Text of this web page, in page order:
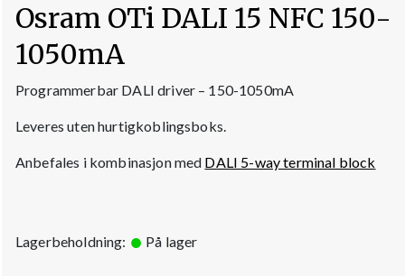
Osram OTi DALI 15 NFC 150-
1050mA
Programmerbar DALI driver – 150-1050mA
Leveres uten hurtigkoblingsboks.
Anbefales i kombinasjon med DALI 5-way terminal block
Lagerbeholdning: På lager